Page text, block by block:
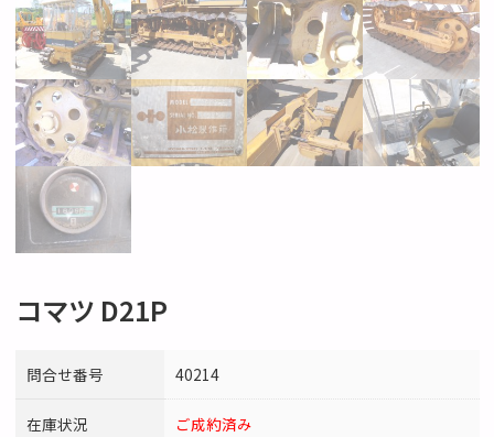
コマツ D21P
問合せ番号 40214
在庫状況 ご成約済み